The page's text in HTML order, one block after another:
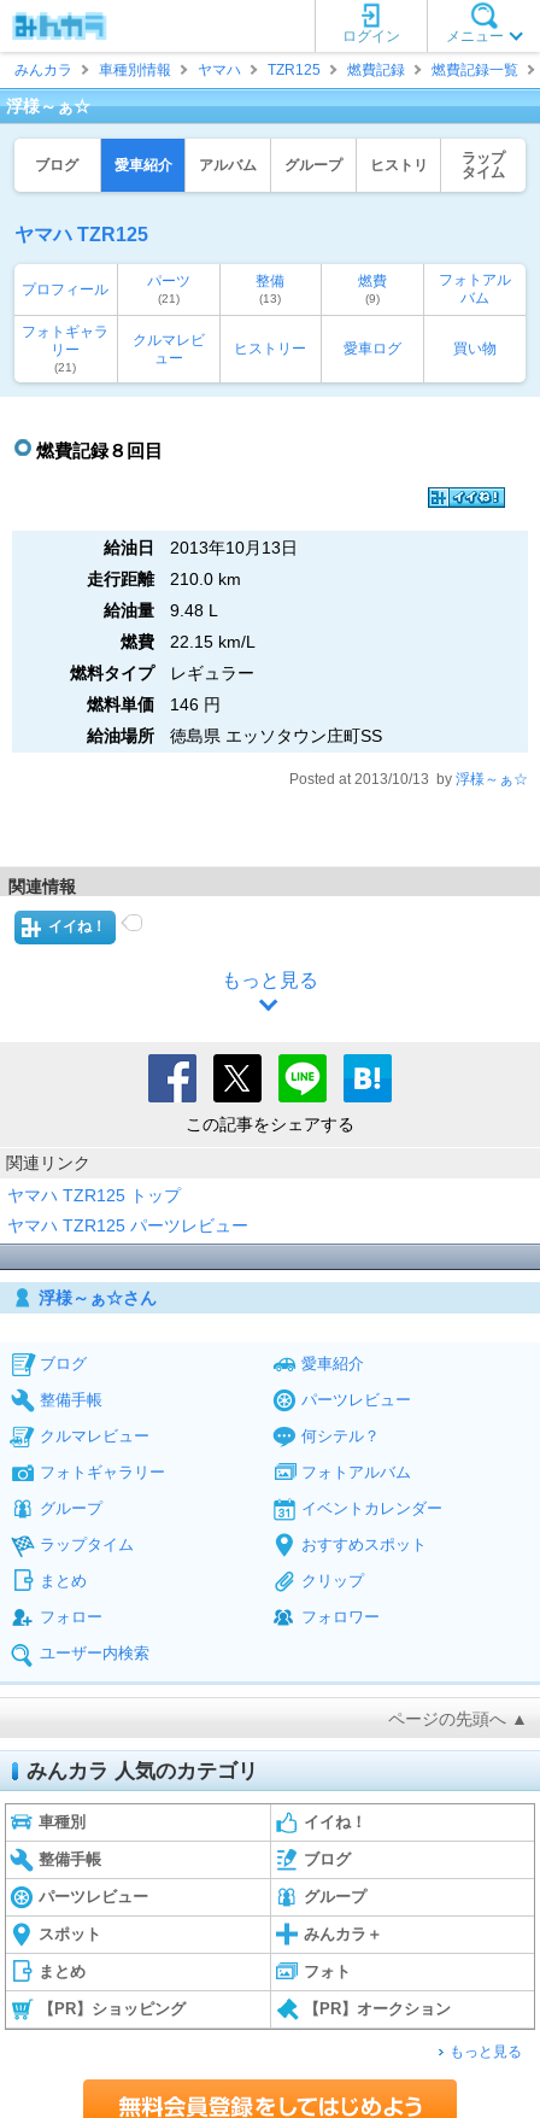
メニュー
ログイン
みんカラ
車種別情報 ヤマハ TZR125 燃費記録 燃費記録一覧
浮様～ぁ☆
ブログ 愛車紹介 アルバム グループ ヒストリ
ラップ
タイム
ヤマハ TZR125
プロフィール パーツ
(21)
整備
(13)
燃費
(9)
フォトアル
バム
フォトギャラ
リー
(21)
クルマレビ
ュー
ヒストリー 愛車ログ 買い物
燃費記録８回目
給油日
2013年10月13日
走行距離
210.0 km
給油量
9.48 L
燃費
22.15 km/L
燃料タイプ
レギュラー
燃料単価
146 円
給油場所
徳島県 エッソタウン庄町SS
Posted at 2013/10/13 by 浮様～ぁ☆
関連情報
イイね！
もっと見る
この記事をシェアする
関連リンク
ヤマハ TZR125 トップ
ヤマハ TZR125 パーツレビュー
浮様～ぁ☆さん
ブログ
愛車紹介
整備手帳
パーツレビュー
クルマレビュー
何シテル？
フォトギャラリー
フォトアルバム
グループ
イベントカレンダー
ラップタイム
おすすめスポット
まとめ
クリップ
フォロー
フォロワー
ユーザー内検索
ページの先頭へ ▲
みんカラ 人気のカテゴリ
車種別 イイね！
整備手帳 ブログ
パーツレビュー グループ
スポット みんカラ＋
まとめ フォト
【PR】ショッピング 【PR】オークション
もっと見る